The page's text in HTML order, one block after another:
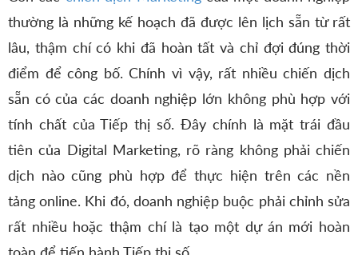
thường là những kế hoạch đã được lên lịch sẵn từ rất
lâu, thậm chí có khi đã hoàn tất và chỉ đợi đúng thời
điểm để công bố. Chính vì vậy, rất nhiều chiến dịch
sẵn có của các doanh nghiệp lớn không phù hợp với
tính chất của Tiếp thị số. Đây chính là mặt trái đầu
tiên của Digital Marketing, rõ ràng không phải chiến
dịch nào cũng phù hợp để thực hiện trên các nền
tảng online. Khi đó, doanh nghiệp buộc phải chỉnh sửa
rất nhiều hoặc thậm chí là tạo một dự án mới hoàn